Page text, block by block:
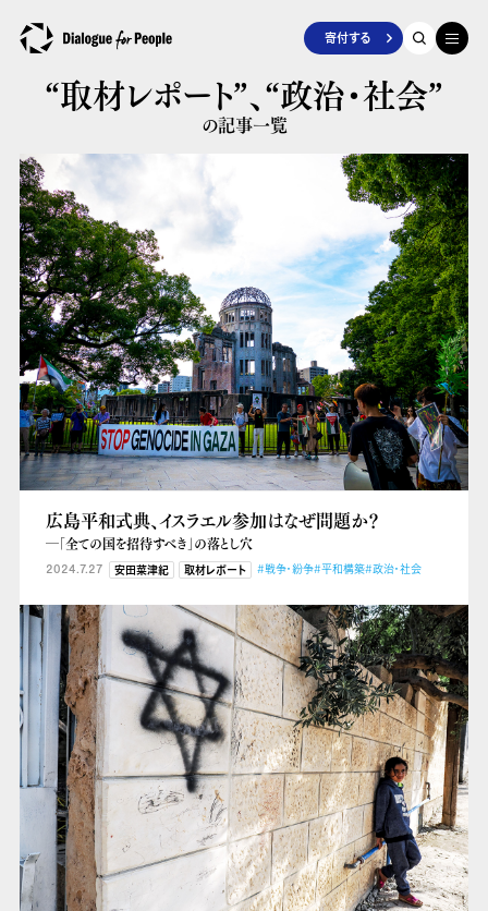
寄付する
“取材レポート”、“政治・社会”
の記事一覧
広島平和式典、イスラエル参加はなぜ問題か？
―「全ての国を招待すべき」の落とし穴
2024.7.27 安田菜津紀 取材レポート #戦争・紛争#平和構築#政治・社会